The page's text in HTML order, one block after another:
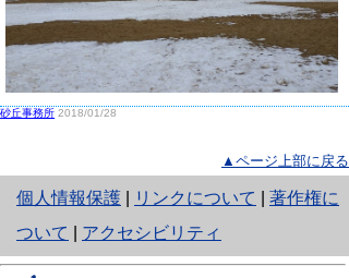
砂丘事務所 2018/01/28
▲ページ上部に戻る
個人情報保護
と
り
ネ
リンクについて
著作権に
ついて
アクセシビリティ